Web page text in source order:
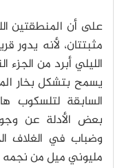
على أن المنطقتين
مثبتتان، لأنه يدور
يسمح بتشكل بخار
السابقة لتلسكوب
بعض الأدلة عن
وضباب في الغلاف
مليوني ميل من نجمه